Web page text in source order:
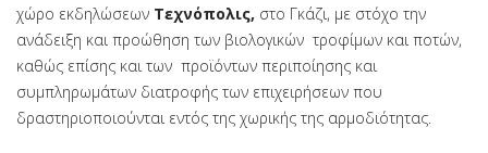
χώρο εκδηλώσεων Τεχνόπολις, στο Γκάζι, με στόχο την
ανάδειξη και προώθηση των βιολογικών τροφίμων και ποτών,
καθώς επίσης και των προϊόντων περιποίησης και
συμπληρωμάτων διατροφής των επιχειρήσεων που
δραστηριοποιούνται εντός της χωρικής της αρμοδιότητας.